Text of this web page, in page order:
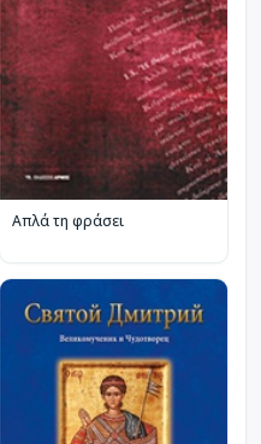
Απλά τη φράσει